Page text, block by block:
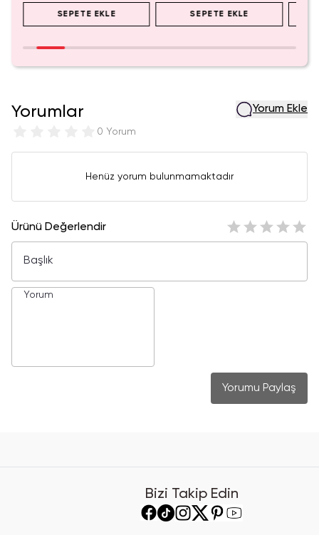
SEPETE EKLE SEPETE EKLE
Yorumlar
0 Yorum
Yorum Ekle
Henüz yorum bulunmamaktadır
Ürünü Değerlendir
Yorumu Paylaş
Bizi Takip Edin